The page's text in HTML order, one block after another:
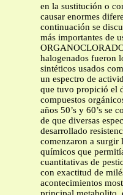
en la sustitución o
causar enormes
continuación se
más importantes de
halogenados fueron
sintéticos usados
un espectro de
que tuvo propició el
compuestos
años 50’s y 60’s se
de que diversas
desarrollado
comenzaron a surgir
químicos que
cuantitativas de
con exactitud de
acontecimientos